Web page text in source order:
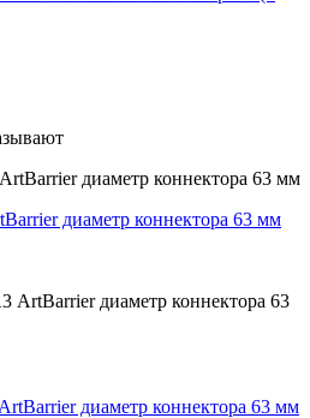
диаметр коннектора 63 мм
диаметр коннектора 63 мм